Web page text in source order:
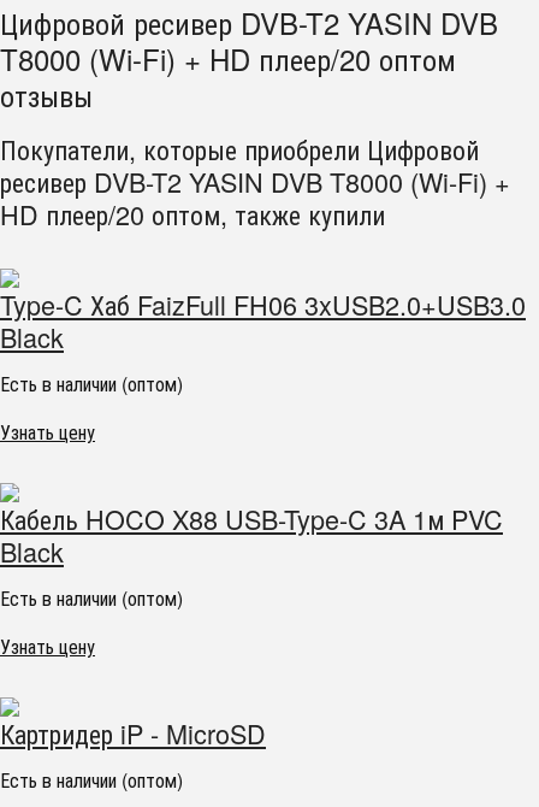
Цифровой ресивер DVB-T2 YASIN DVB
T8000 (Wi-Fi) + HD плеер/20 оптом
отзывы
Покупатели, которые приобрели Цифровой
ресивер DVB-T2 YASIN DVB T8000 (Wi-Fi) +
HD плеер/20 оптом, также купили
Type-C Хаб FaizFull FH06 3xUSB2.0+USB3.0
Black
Есть в наличии (оптом)
Узнать цену
Кабель HOCO X88 USB-Type-C 3A 1м PVC
Black
Есть в наличии (оптом)
Узнать цену
Картридер iP - MicroSD
Есть в наличии (оптом)